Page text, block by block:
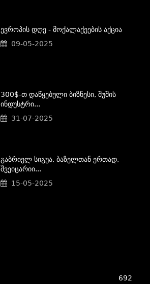
Ევროპის Დღე - Მოქალაქეების Აქცია
09-05-2025
300$-Თ Დაწყებული Ბიზნესი, Შუშის
Ინდუსტრი...
31-07-2025
Გაბრიელ Სიგუა, Ბაზელთან Ერთად,
Შვეიცარიი...
15-05-2025
692